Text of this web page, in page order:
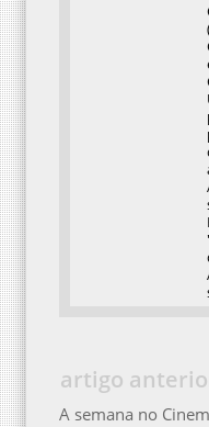
artigo
A semana no